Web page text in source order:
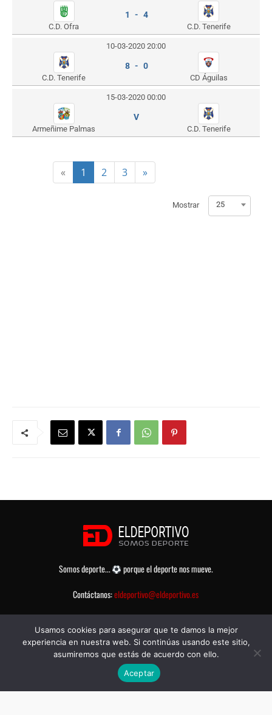
C.D. Ofra
1 - 4
C.D. Tenerife
10-03-2020 20:00
C.D. Tenerife
8 - 0
CD Águilas
15-03-2020 00:00
Armeñime Palmas
V
C.D. Tenerife
« 1 2 3 »
Mostrar 25
Somos deporte...
porque el deporte nos mueve.
Contáctanos:eldeportivo@eldeportivo.es
© eldeportivo.es 2008 - 2025 Todos los Derechos Reservados -Política
Usamos cookies para asegurar que te damos la mejor
experiencia en nuestra web. Si continúas usando este sitio,
asumiremos que estás de acuerdo con ello.
Aceptar